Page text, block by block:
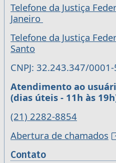
Telefone da Justiça
Janeiro
Telefone da Justiça
Santo
CNPJ: 32.243.347/0001-
Atendimento ao
(dias úteis - 11h às
(21) 2282-8854
Abertura de chamados
Contato